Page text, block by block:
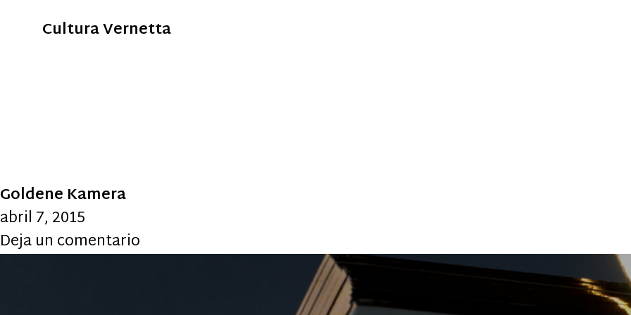
Cultura Vernetta
Goldene Kamera
abril 7, 2015
Deja un comentario